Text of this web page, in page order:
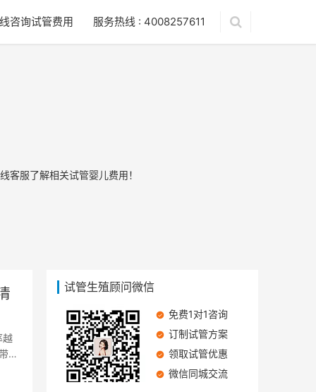
咨询试管费用 服务热线 : 4008257611
客服了解相关试管婴儿费用！
越
来
试管生殖顾问微信
免费1对1咨询
订制试管方案
领取试管优惠
微信同城交流